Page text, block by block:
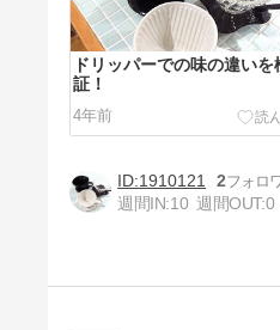
ドリッパーでの味の違いを
証！
4年前
1910121
2
週間IN:10 週間OUT:0